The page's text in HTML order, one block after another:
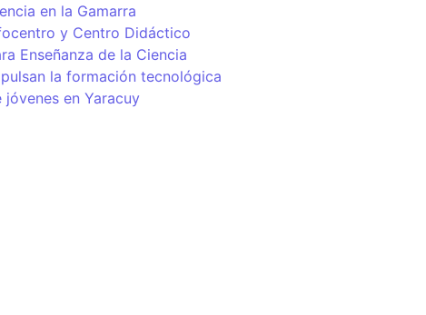
en la Gamarra
y Centro Didáctico
Enseñanza de la Ciencia
la formación tecnológica
jóvenes en Yaracuy